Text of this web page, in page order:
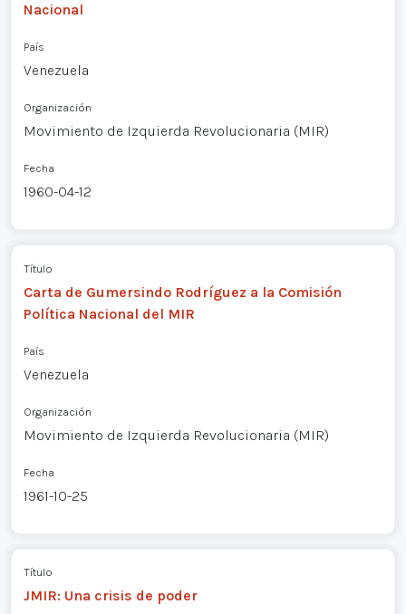
Nacional
País
Venezuela
Organización
Movimiento de Izquierda Revolucionaria (MIR)
Fecha
1960-04-12
Título
Carta de Gumersindo Rodríguez a la Comisión
Política Nacional del MIR
País
Venezuela
Organización
Movimiento de Izquierda Revolucionaria (MIR)
Fecha
1961-10-25
Título
JMIR: Una crisis de poder